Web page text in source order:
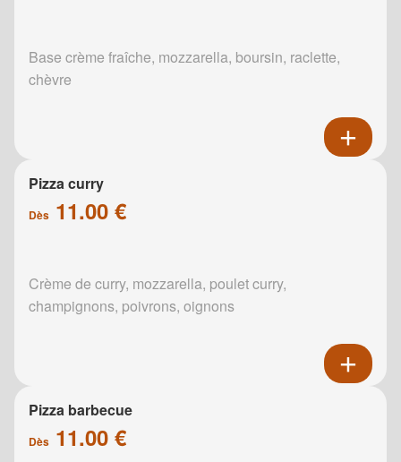
Base crème fraîche, mozzarella, boursin, raclette,
chèvre
Pizza curry
Dès 11.00 €
Crème de curry, mozzarella, poulet curry,
champignons, poivrons, oignons
Pizza barbecue
Dès 11.00 €